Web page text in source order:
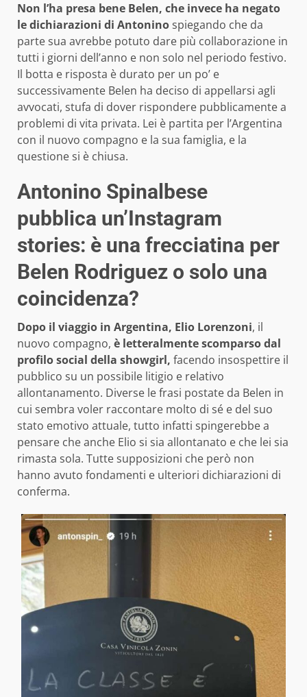
Non l’ha presa bene Belen, che invece ha negato
le dichiarazioni di Antoninospiegando che da
parte sua avrebbe potuto dare più collaborazione in
tutti i giorni dell’anno e non solo nel periodo festivo.
Il botta e risposta è durato per un po’ e
successivamente Belen ha deciso di appellarsi agli
avvocati, stufa di dover rispondere pubblicamente a
problemi di vita privata. Lei è partita per l’Argentina
con il nuovo compagno e la sua famiglia, e la
questione si è chiusa.
Antonino Spinalbese
pubblica un’Instagram
stories: è una frecciatina per
Belen Rodriguez o solo una
coincidenza?
Dopo il viaggio in Argentina, Elio Lorenzoni, il
nuovo compagno, è letteralmente scomparso dal
profilo social della showgirl, facendo insospettire il
pubblico su un possibile litigio e relativo
allontanamento. Diverse le frasi postate da Belen in
cui sembra voler raccontare molto di sé e del suo
stato emotivo attuale, tutto infatti spingerebbe a
pensare che anche Elio si sia allontanato e che lei sia
rimasta sola. Tutte supposizioni che però non
hanno avuto fondamenti e ulteriori dichiarazioni di
conferma.